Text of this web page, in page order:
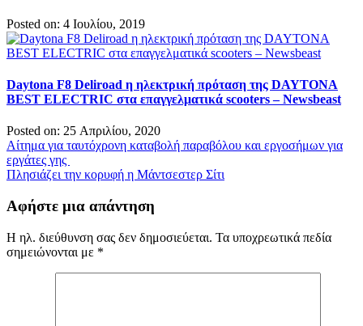
Posted on: 4 Ιουλίου, 2019
Daytona F8 Deliroad η ηλεκτρική πρόταση της DAYTONA
BEST ELECTRIC στα επαγγελματικά scooters – Newsbeast
Posted on: 25 Απριλίου, 2020
Πλοήγηση
άρθρων
Αίτημα για ταυτόχρονη καταβολή παραβόλου και εργοσήμων για
εργάτες γης
Πλησιάζει την κορυφή η Μάντσεστερ Σίτι
Αφήστε μια απάντηση
Η ηλ. διεύθυνση σας δεν δημοσιεύεται. Τα υποχρεωτικά πεδία
σημειώνονται με *